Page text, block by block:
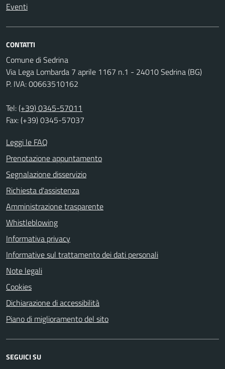
Eventi
CONTATTI
Comune di Sedrina
Via Lega Lombarda 7 aprile 1167 n.1 - 24010 Sedrina (BG)
P. IVA: 00663510162
Tel:(+39) 0345-57011
Fax: (+39) 0345-57037
Leggi le FAQ
Prenotazione appuntamento
Segnalazione disservizio
Richiesta d'assistenza
Amministrazione trasparente
Whistleblowing
Informativa privacy
Informative sul trattamento dei dati personali
Note legali
Cookies
Dichiarazione di accessibilità
Piano di miglioramento del sito
SEGUICI SU